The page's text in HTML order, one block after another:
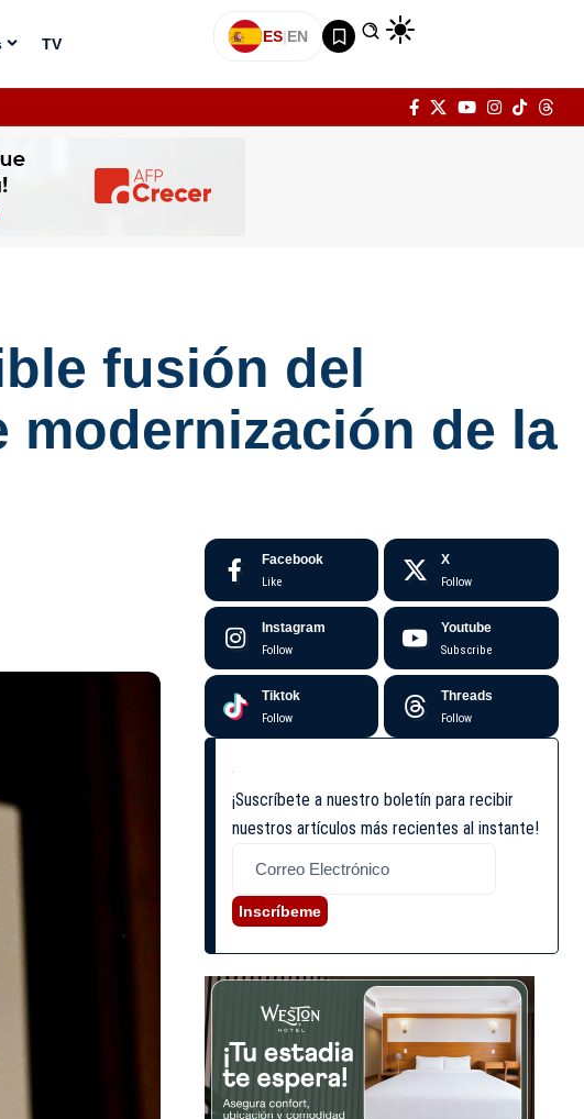
TV ES|EN
fusión del
modernización de la
Facebook
Like
X
Follow
Instagram
Follow
Youtube
Subscribe
Tiktok
Follow
Threads
Follow
¡Suscríbete a nuestro boletín para recibir
nuestros artículos más recientes al instante!
Inscríbeme